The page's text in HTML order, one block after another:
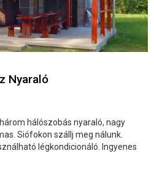
Nyaraló
hálószobás nyaraló, nagy
Siófokon szállj meg nálunk.
légkondicionáló. Ingyenes